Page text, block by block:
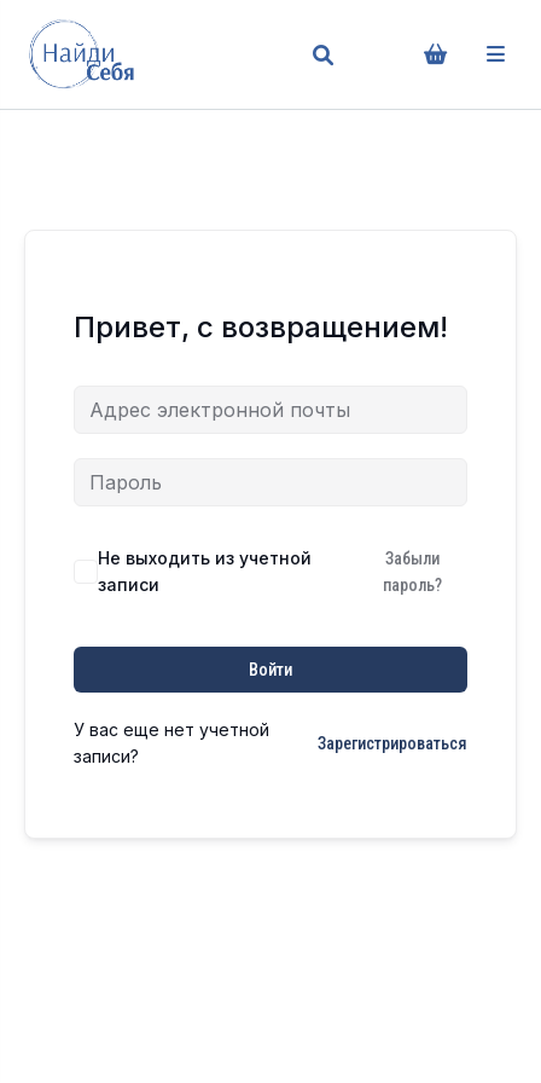
Привет, с возвращением!
Не выходить из учетной
записи
Забыли
пароль?
Войти
У вас еще нет учетной
записи?
Зарегистрироваться